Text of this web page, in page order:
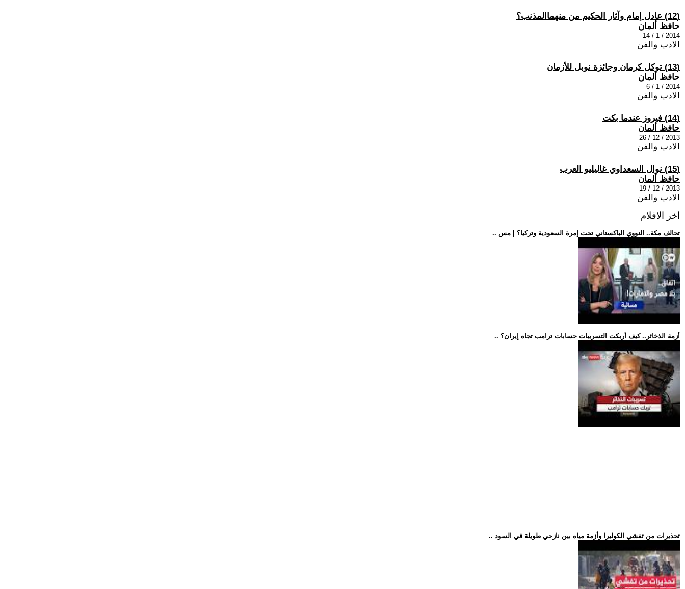
(12) عادل إمام وآثار الحكيم من منهماالمذنب؟
حافظ ألمان
2014 / 1 / 14
الادب والفن
(13) توكل كرمان وجائزة نوبل للأزمان
حافظ ألمان
2014 / 1 / 6
الادب والفن
(14) فيروز عندما بكت
حافظ ألمان
2013 / 12 / 26
الادب والفن
(15) نوال السعداوي غاليليو العرب
حافظ ألمان
2013 / 12 / 19
الادب والفن
اخر الافلام
.. تحالف مكة.. النووي الباكستاني تحت إمرة السعودية وتركيا؟ | مس
.. أزمة الذخائر.. كيف أربكت التسريبات حسابات ترامب تجاه إيران؟
.. تحذيرات من تفشي الكوليرا وأزمة مياه بين نازحي طويلة في السود